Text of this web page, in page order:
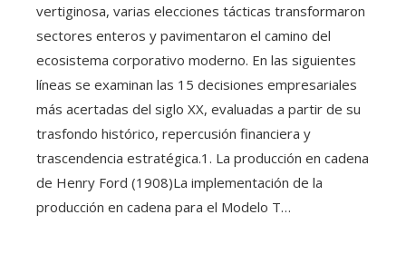
vertiginosa, varias elecciones tácticas transformaron
sectores enteros y pavimentaron el camino del
ecosistema corporativo moderno. En las siguientes
líneas se examinan las 15 decisiones empresariales
más acertadas del siglo XX, evaluadas a partir de su
trasfondo histórico, repercusión financiera y
trascendencia estratégica.1. La producción en cadena
de Henry Ford (1908)La implementación de la
producción en cadena para el Modelo T…